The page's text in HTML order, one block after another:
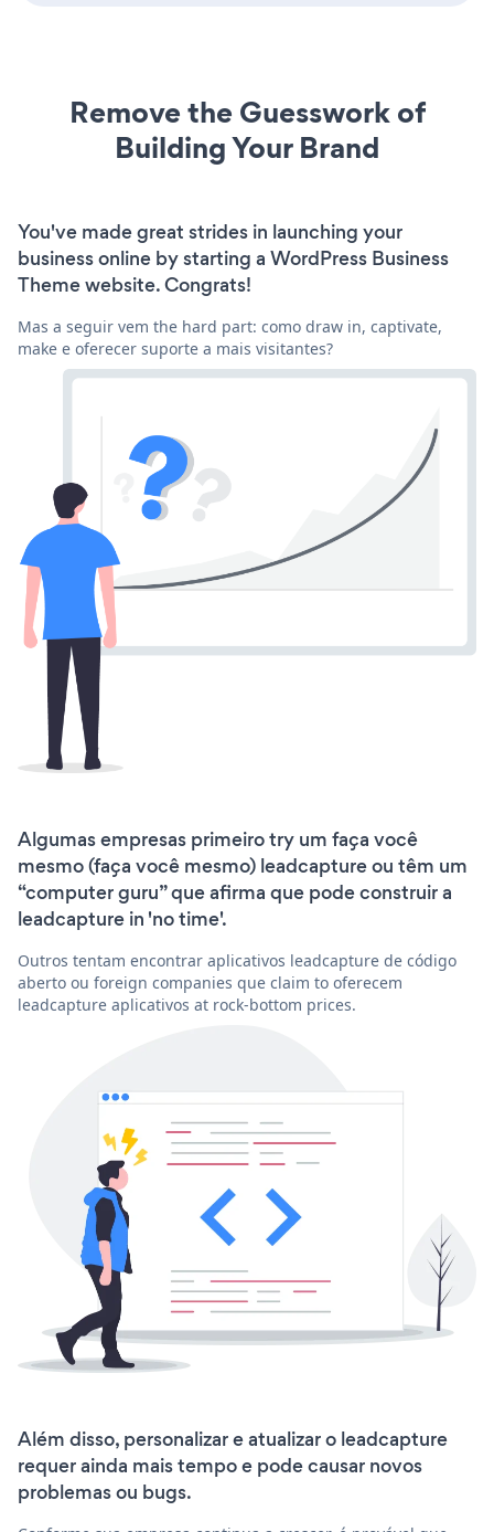
Remove the Guesswork of
Building Your Brand
You've made great strides in launching your
business online by starting a WordPress Business
Theme website. Congrats!
Mas a seguir vem the hard part: como draw in, captivate,
make e oferecer suporte a mais visitantes?
Algumas empresas primeiro try um faça você
mesmo (faça você mesmo) leadcapture ou têm um
“computer guru” que afirma que pode construir a
leadcapture in 'no time'.
Outros tentam encontrar aplicativos leadcapture de código
aberto ou foreign companies que claim to oferecem
leadcapture aplicativos at rock-bottom prices.
Além disso, personalizar e atualizar o leadcapture
requer ainda mais tempo e pode causar novos
problemas ou bugs.